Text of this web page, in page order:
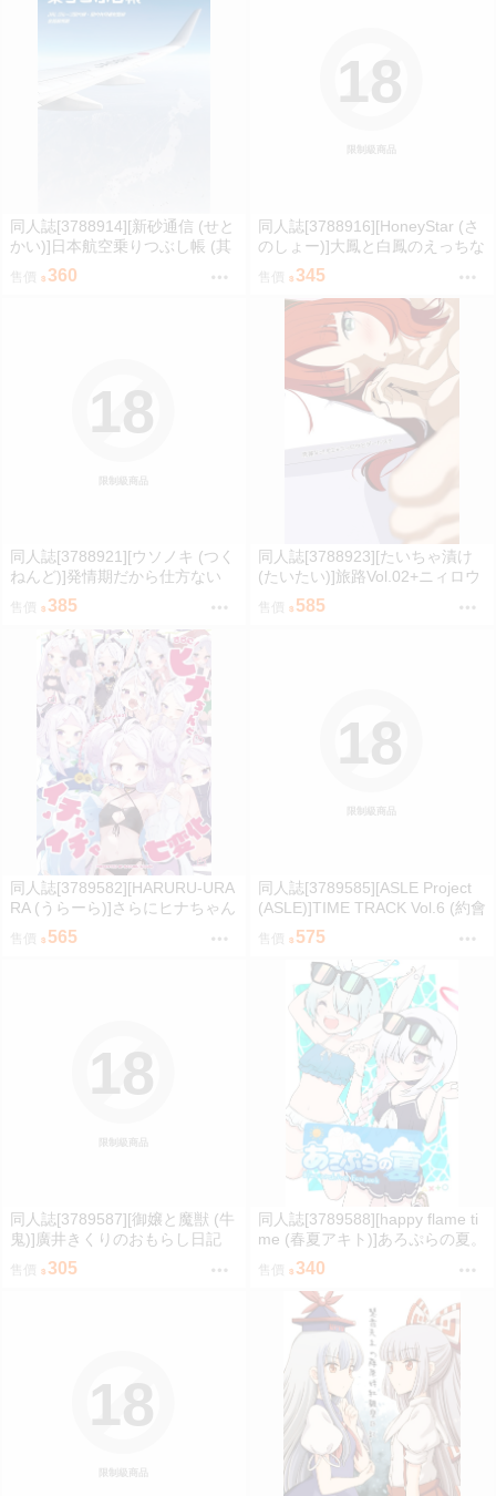
同人誌[3788914][新砂通信 (せと
かい)]日本航空乗りつぶし帳 (其
售價 360
限制級商品
18
同人誌[3788916][HoneyStar (さ
のしょー)]大鳳と白鳳のえっちな
ご奉仕 牛柄ビキニでお誘い編
(碧藍航線)
售價 345
限制級商品
18
同人誌[3788921][ウソノキ (つく
ねんど)]発情期だから仕方ない
(獸人)
售價 385
同人誌[3788923][たいちゃ漬け
(たいたい)]旅路Vol.02+ニィロウ
とデートプチ (原神)
售價 585
同人誌[3789582][HARURU-URA
RA (うらーら)]さらにヒナちゃん
とイチャイチャ七変化 (蔚藍檔
售價 565
限制級商品
18
同人誌[3789585][ASLE Project
(ASLE)]TIME TRACK Vol.6 (約會
大作戰)
售價 575
限制級商品
18
同人誌[3789587][御嬢と魔獣 (牛
鬼)]廣井きくりのおもらし日記
(孤獨搖滾)
305
同人誌[3789588][happy flame ti
me (春夏アキト)]あろぷらの夏。
(蔚藍檔案)
340
限制級商品
18